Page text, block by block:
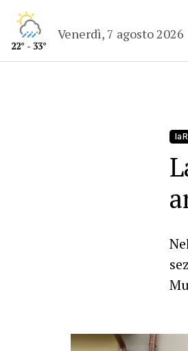
22° - 33°
Venerdì, 7 agosto 2026